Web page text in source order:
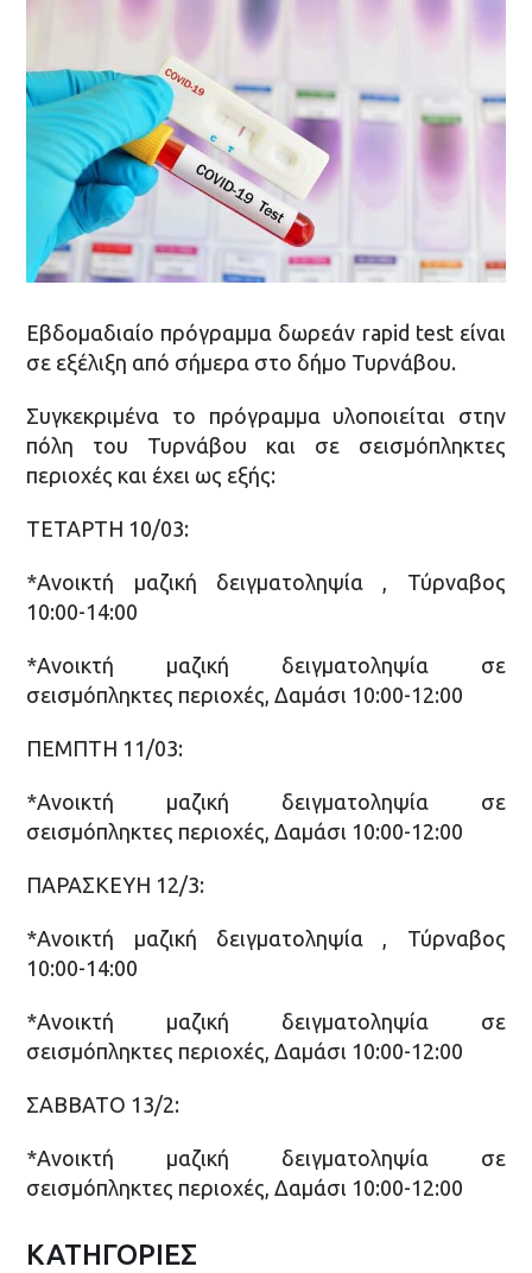
Εβδομαδιαίο πρόγραμμα δωρεάν rapid test είναι
σε εξέλιξη από σήμερα στο δήμο Τυρνάβου.
Συγκεκριμένα το πρόγραμμα υλοποιείται στην
πόλη του Τυρνάβου και σε σεισμόπληκτες
περιοχές και έχει ως εξής:
ΤΕΤΑΡΤΗ 10/03:
*Ανοικτή μαζική δειγματοληψία , Τύρναβος
10:00-14:00
*Ανοικτή μαζική δειγματοληψία σε
σεισμόπληκτες περιοχές, Δαμάσι 10:00-12:00
ΠΕΜΠΤΗ 11/03:
*Ανοικτή μαζική δειγματοληψία σε
σεισμόπληκτες περιοχές, Δαμάσι 10:00-12:00
ΠΑΡΑΣΚΕΥΗ 12/3:
*Ανοικτή μαζική δειγματοληψία , Τύρναβος
10:00-14:00
*Ανοικτή μαζική δειγματοληψία σε
σεισμόπληκτες περιοχές, Δαμάσι 10:00-12:00
ΣΑΒΒΑΤΟ 13/2:
*Ανοικτή μαζική δειγματοληψία σε
σεισμόπληκτες περιοχές, Δαμάσι 10:00-12:00
ΚΑΤΗΓΟΡΙΕΣ